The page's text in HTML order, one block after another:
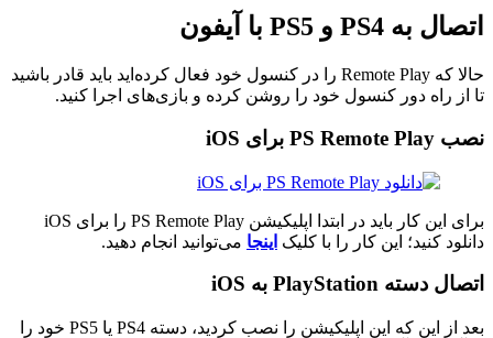
اتصال به PS4 و PS5 با آیفون
حالا که Remote Play را در کنسول خود فعال کرده‌اید باید قادر باشید
تا از راه دور کنسول خود را روشن کرده و بازی‌های اجرا کنید.
نصب PS Remote Play برای iOS
برای این کار باید در ابتدا اپلیکیشن PS Remote Play را برای iOS
دانلود کنید؛ این کار را با کلیک اینجا می‌توانید انجام دهید.
اتصال دسته PlayStation به iOS
بعد از این که این اپلیکیشن را نصب کردید، دسته PS4 یا ‌PS5 خود را